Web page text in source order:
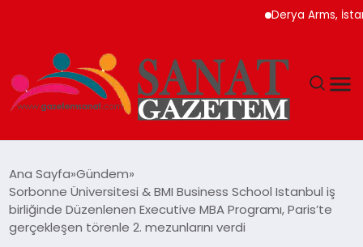
Derya Arms, İstanbul
TEKNOLOJI
Ana Sayfa Gündem
Sorbonne Üniversitesi & BMI Business School Istanbul iş
birliğinde Düzenlenen Executive MBA Programı, Paris’te
gerçekleşen törenle 2. mezunlarını verdi